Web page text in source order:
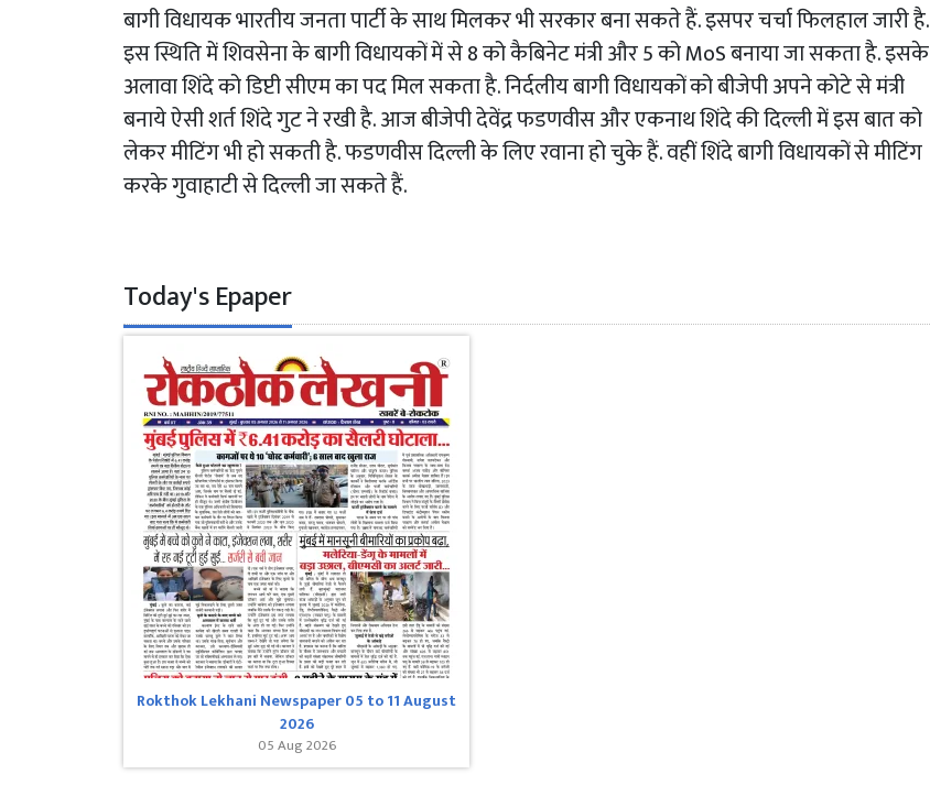
बागी विधायक भारतीय जनता पार्टी के साथ मिलकर भी सरकार बना सकते हैं. इसपर चर्चा फिलहाल जारी है.
इस स्थिति में शिवसेना के बागी विधायकों में से 8 को कैबिनेट मंत्री और 5 को MoS बनाया जा सकता है. इसके
अलावा शिंदे को डिप्टी सीएम का पद मिल सकता है. निर्दलीय बागी विधायकों को बीजेपी अपने कोटे से मंत्री
बनाये ऐसी शर्त शिंदे गुट ने रखी है. आज बीजेपी देवेंद्र फडणवीस और एकनाथ शिंदे की दिल्ली में इस बात को
लेकर मीटिंग भी हो सकती है. फडणवीस दिल्ली के लिए रवाना हो चुके हैं. वहीं शिंदे बागी विधायकों से मीटिंग
करके गुवाहाटी से दिल्ली जा सकते हैं.
Today's Epaper
Rokthok Lekhani Newspaper 05 to 11 August
2026
05 Aug 2026